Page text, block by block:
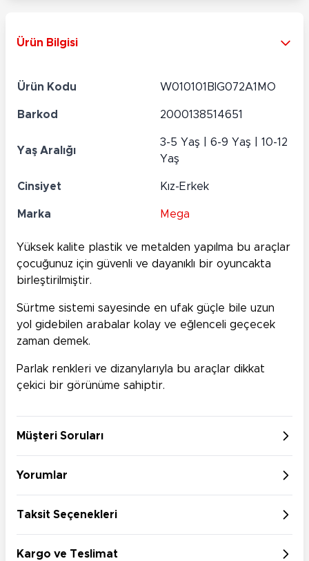
Ürün Bilgisi
Ürün Kodu W010101BIG072A1MO
Barkod 2000138514651
Yaş Aralığı
3-5 Yaş | 6-9 Yaş | 10-12
Yaş
Cinsiyet Kız-Erkek
Marka Mega
Yüksek kalite plastik ve metalden yapılma bu araçlar
çocuğunuz için güvenli ve dayanıklı bir oyuncakta
birleştirilmiştir.
Sürtme sistemi sayesinde en ufak güçle bile uzun
yol gidebilen arabalar kolay ve eğlenceli geçecek
zaman demek.
Parlak renkleri ve dizanylarıyla bu araçlar dikkat
çekici bir görünüme sahiptir.
Müşteri Soruları
Yorumlar
Taksit Seçenekleri
Kargo ve Teslimat